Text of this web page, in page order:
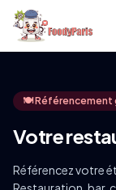
🍽️ Référencement
Votre
Référencez votre